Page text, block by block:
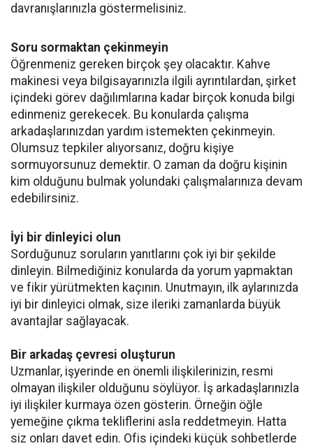
davranışlarınızla göstermelisiniz.
Soru sormaktan çekinmeyin
Öğrenmeniz gereken birçok şey olacaktır. Kahve
makinesi veya bilgisayarınızla ilgili ayrıntılardan, şirket
içindeki görev dağılımlarına kadar birçok konuda bilgi
edinmeniz gerekecek. Bu konularda çalışma
arkadaşlarınızdan yardım istemekten çekinmeyin.
Olumsuz tepkiler alıyorsanız, doğru kişiye
sormuyorsunuz demektir. O zaman da doğru kişinin
kim olduğunu bulmak yolundaki çalışmalarınıza devam
edebilirsiniz.
İyi bir dinleyici olun
Sorduğunuz soruların yanıtlarını çok iyi bir şekilde
dinleyin. Bilmediğiniz konularda da yorum yapmaktan
ve fikir yürütmekten kaçının. Unutmayın, ilk aylarınızda
iyi bir dinleyici olmak, size ileriki zamanlarda büyük
avantajlar sağlayacak.
Bir arkadaş çevresi oluşturun
Uzmanlar, işyerinde en önemli ilişkilerinizin, resmi
olmayan ilişkiler olduğunu söylüyor. İş arkadaşlarınızla
iyi ilişkiler kurmaya özen gösterin. Örneğin öğle
yemeğine çıkma tekliflerini asla reddetmeyin. Hatta
siz onları davet edin. Ofis içindeki küçük sohbetlerde